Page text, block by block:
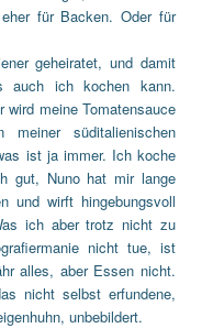
für Backen. Oder für
geheiratet, und damit
auch ich kochen kann.
meine Tomatensauce
meiner süditalienischen
ist ja immer. Ich koche
gut, Nuno hat mir lange
und wirft hingebungsvoll
ich aber trotz nicht zu
nicht tue, ist
alles, aber Essen nicht.
nicht selbst erfundene,
unbebildert.